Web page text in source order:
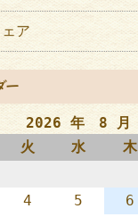
ア
ー
2026 年 8 月
火 水 木
4 5 6